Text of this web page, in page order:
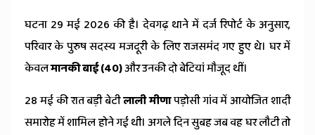
घटना 29 मई 2026 की है। देवगढ़ थाने में दर्ज रिपोर्ट के अनुसार,
परिवार के पुरुष सदस्य मजदूरी के लिए राजसमंद गए हुए थे। घर में
केवलमानकी बाई (40)और उनकी दो बेटियां मौजूद थीं।
28 मई की रात बड़ी बेटीलाली मीणापड़ोसी गांव में आयोजित शादी
समारोह में शामिल होने गई थी। अगले दिन सुबह जब वह घर लौटी तो